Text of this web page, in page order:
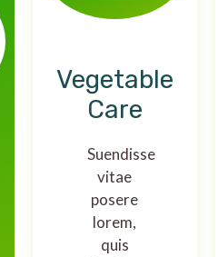
Vegetable
Care
Suendisse
vitae
posere
lorem,
quis